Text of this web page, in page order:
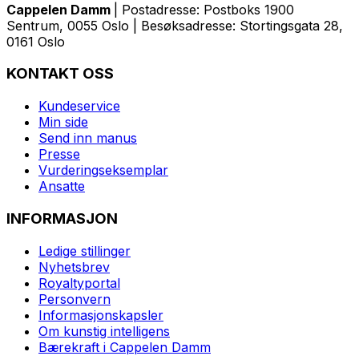
Cappelen Damm
| Postadresse: Postboks 1900
Sentrum, 0055 Oslo | Besøksadresse: Stortingsgata 28,
0161 Oslo
KONTAKT OSS
Kundeservice
Min side
Send inn manus
Presse
Vurderingseksemplar
Ansatte
INFORMASJON
Ledige stillinger
Nyhetsbrev
Royaltyportal
Personvern
Informasjonskapsler
Om kunstig intelligens
Bærekraft i Cappelen Damm